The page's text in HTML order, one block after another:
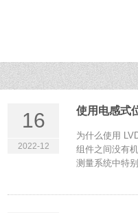
16
2022-12
使用电感式
为什么使用
组件之间没有
测量系统中特